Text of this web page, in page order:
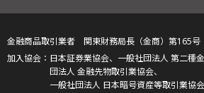
金融商品取引業者 関東財務局長（金商）第165号
日本証券業協会、一般社団法人 第二種
団法人 金融先物取引業協会、
一般社団法人 日本暗号資産等取引業協